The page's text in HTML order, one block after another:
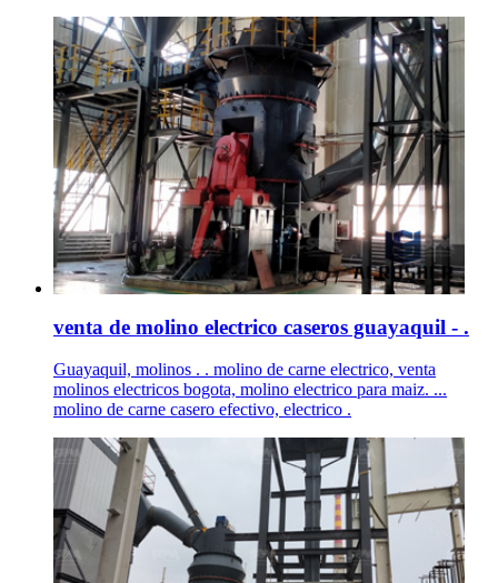
venta de molino electrico caseros guayaquil - .
Guayaquil, molinos . . molino de carne electrico, venta
molinos electricos bogota, molino electrico para maiz. ...
molino de carne casero efectivo, electrico .